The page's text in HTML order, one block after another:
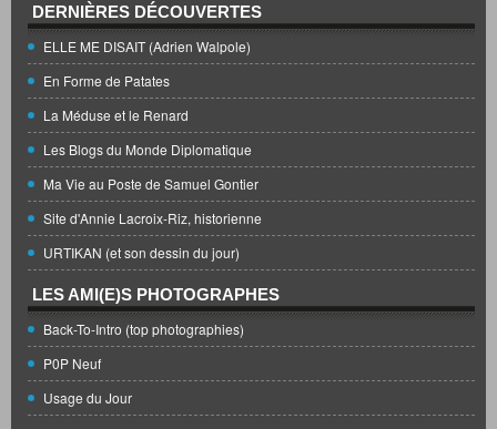
DERNIÈRES DÉCOUVERTES
ELLE ME DISAIT (Adrien Walpole)
En Forme de Patates
La Méduse et le Renard
Les Blogs du Monde Diplomatique
Ma Vie au Poste de Samuel Gontier
Site d'Annie Lacroix-Riz, historienne
URTIKAN (et son dessin du jour)
LES AMI(E)S PHOTOGRAPHES
Back-To-Intro (top photographies)
P0P Neuf
Usage du Jour